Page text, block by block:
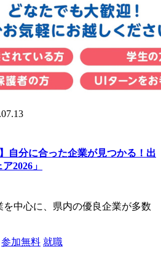
】自分に合った企業が見つかる！出
2026」
を中心に、県内の優良企業が多数
参加無料 就職